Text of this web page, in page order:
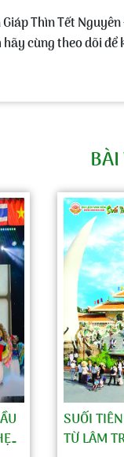
Thìn Tết
cùng theo dõi để
SUỐI
TỪ LÂM